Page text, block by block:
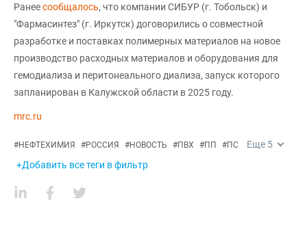
Ранеесообщалось, что компании СИБУР (г. Тобольск) и
"Фармасинтез" (г. Иркутск) договорились о совместной
разработке и поставках полимерных материалов на новое
производство расходных материалов и оборудования для
гемодиализа и перитонеального диализа, запуск которого
запланирован в Калужской области в 2025 году.
mrc.ru
#НЕФТЕХИМИЯ #РОССИЯ #НОВОСТЬ #ПВХ #ПП #ПС Еще 5
+Добавить все теги в фильтр